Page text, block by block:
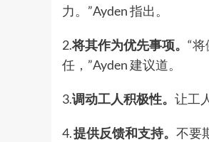
力。”Ayden 指出。
2.将其作为优先事项。 “
任，”Ayden 建议道。
3.调动工人积极性。 让工
4.提供反馈和支持。 不要